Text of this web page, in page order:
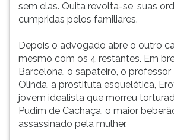
sem elas. Quita revolta-se, suas
cumpridas pelos familiares.
Depois o advogado abre o outro
mesmo com os 4 restantes. Em
Barcelona, o sapateiro, o professor
Olinda, a prostituta esquelética,
jovem idealista que morreu
Pudim de Cachaça, o maior
assassinado pela mulher.